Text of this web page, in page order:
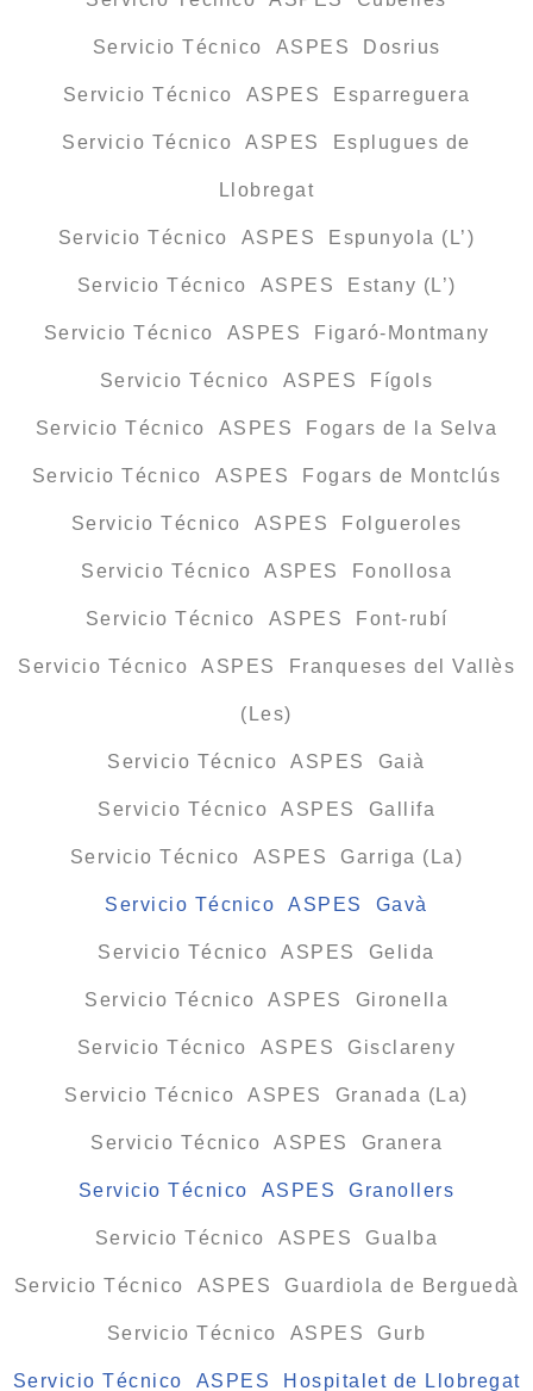
Servicio Técnico ASPES Dosrius
Servicio Técnico ASPES Esparreguera
Servicio Técnico ASPES Esplugues de
Llobregat
Servicio Técnico ASPES Espunyola (L’)
Servicio Técnico ASPES Estany (L’)
Servicio Técnico ASPES Figaró-Montmany
Servicio Técnico ASPES Fígols
Servicio Técnico ASPES Fogars de la Selva
Servicio Técnico ASPES Fogars de Montclús
Servicio Técnico ASPES Folgueroles
Servicio Técnico ASPES Fonollosa
Servicio Técnico ASPES Font-rubí
Servicio Técnico ASPES Franqueses del Vallès
(Les)
Servicio Técnico ASPES Gaià
Servicio Técnico ASPES Gallifa
Servicio Técnico ASPES Garriga (La)
Servicio Técnico ASPES Gavà
Servicio Técnico ASPES Gelida
Servicio Técnico ASPES Gironella
Servicio Técnico ASPES Gisclareny
Servicio Técnico ASPES Granada (La)
Servicio Técnico ASPES Granera
Servicio Técnico ASPES Granollers
Servicio Técnico ASPES Gualba
Servicio Técnico ASPES Guardiola de Berguedà
Servicio Técnico ASPES Gurb
Servicio Técnico ASPES Hospitalet de Llobregat